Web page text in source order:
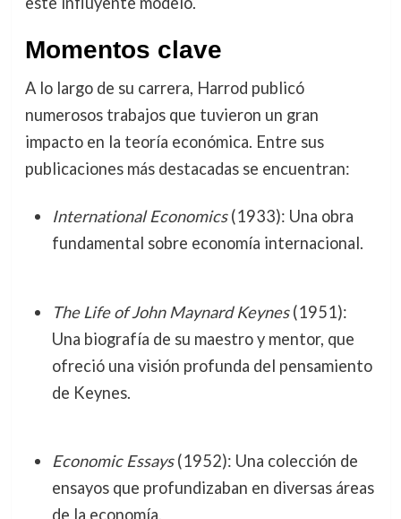
Momentos clave
A lo largo de su carrera, Harrod publicó
numerosos trabajos que tuvieron un gran
impacto en la teoría económica. Entre sus
publicaciones más destacadas se encuentran:
International Economics(1933): Una obra
fundamental sobre economía internacional.
The Life of John Maynard Keynes(1951):
Una biografía de su maestro y mentor, que
ofreció una visión profunda del pensamiento
de Keynes.
Economic Essays(1952): Una colección de
ensayos que profundizaban en diversas áreas
de la economía.